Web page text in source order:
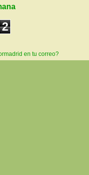
2
en tu correo?